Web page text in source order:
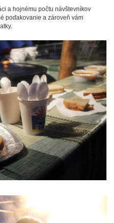
a hojnému počtu návštevníkov
poďakovanie a zároveň vám